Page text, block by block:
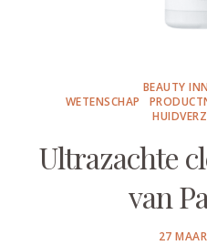
BEAUTY
WETENSCHAP
Ultrazachte
van
POSTED
27